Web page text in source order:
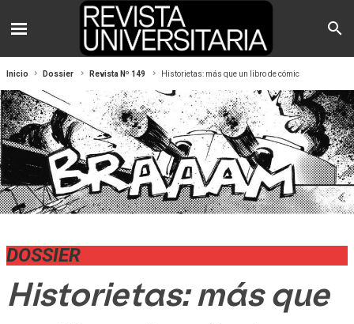
Inicio Dossier Revista Nº 149 Historietas: más que un libro de cómic
DOSSIER
Historietas: más que